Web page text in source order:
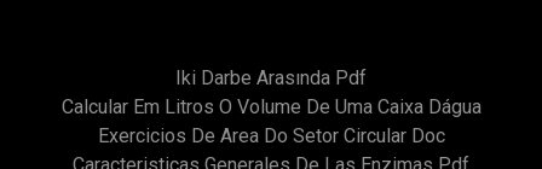
Iki Darbe Arasında Pdf
Calcular Em Litros O Volume De Uma Caixa Dágua
Exercicios De Area Do Setor Circular Doc